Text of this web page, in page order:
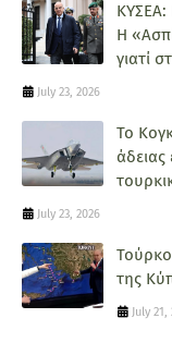
ΚΥΣΕΑ:
Η
γιατί
July 23, 2026
Το
άδειας
July 23, 2026
της
July 21,